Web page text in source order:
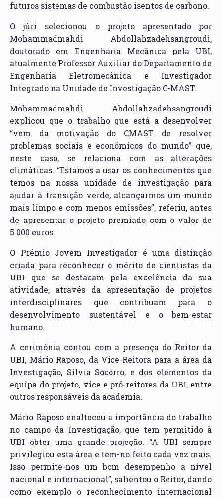
futuros sistemas de combustão isentos de carbono.
O júri selecionou o projeto apresentado por
Mohammadmahdi Abdollahzadehsangroudi,
doutorado em Engenharia Mecânica pela UBI,
atualmente Professor Auxiliar do Departamento de
Engenharia Eletromecânica e Investigador
Integrado na Unidade de Investigação C-MAST.
Mohammadmahdi Abdollahzadehsangroudi
explicou que o trabalho que está a desenvolver
“vem da motivação do CMAST de resolver
problemas sociais e económicos do mundo” que,
neste caso, se relaciona com as alterações
climáticas. “Estamos a usar os conhecimentos que
temos na nossa unidade de investigação para
ajudar à transição verde, alcançarmos um mundo
mais limpo e com menos emissões”, referiu, antes
de apresentar o projeto premiado com o valor de
5.000 euros.
O Prémio Jovem Investigador é uma distinção
criada para reconhecer o mérito de cientistas da
UBI que se destacam pela excelência da sua
atividade, através da apresentação de projetos
interdisciplinares que contribuam para o
desenvolvimento sustentável e o bem-estar
humano.
A cerimónia contou com a presença do Reitor da
UBI, Mário Raposo, da Vice-Reitora para a área da
Investigação, Sílvia Socorro, e dos elementos da
equipa do projeto, vice e pró-reitores da UBI, entre
outros responsáveis da academia.
Mário Raposo enalteceu a importância do trabalho
no campo da Investigação, que tem permitido à
UBI obter uma grande projeção. “A UBI sempre
privilegiou esta área e tem-no feito cada vez mais.
Isso permite-nos um bom desempenho a nível
nacional e internacional”, salientou o Reitor, dando
como exemplo o reconhecimento internacional